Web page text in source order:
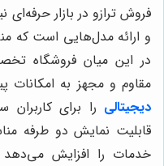
فروش ترازو در بازار
و ارائه مدل‌هایی است که
در این میان فروشگاه
مقاوم و مجهز به امکانات
دیجیتالی را برای
قابلیت نمایش دو طرفه
خدمات را افزایش